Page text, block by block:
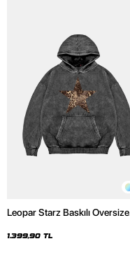
Leopar Starz Baskılı Oversize
Hoodie
1.399,90 TL